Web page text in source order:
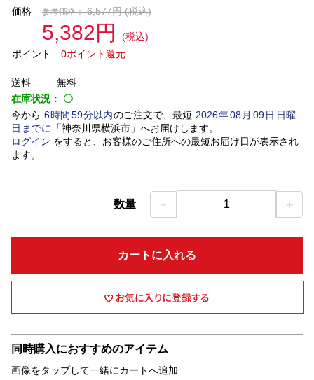
価格 参考価格： 6,577円(税込)
5,382円
(税込)
ポイント
0ポイント還元
送料
無料
在庫状況： 〇
今から 6時間 59分以内のご注文で、最短 2026年08 月 09日日曜
日 までに 「神奈川県横浜市」 へお届けします。
ログイン をすると、お客様のご住所への最短お届け日が表示され
ます。
数量 － 1 ＋
カートに入れる
同時購入におすすめのアイテム
画像をタップして一緒にカートへ追加